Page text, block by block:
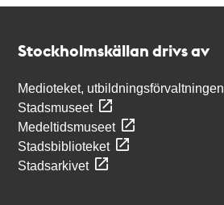
Stockholmskällan drivs av
Medioteket, utbildningsförvaltningen
Stadsmuseet
Medeltidsmuseet
Stadsbiblioteket
Stadsarkivet